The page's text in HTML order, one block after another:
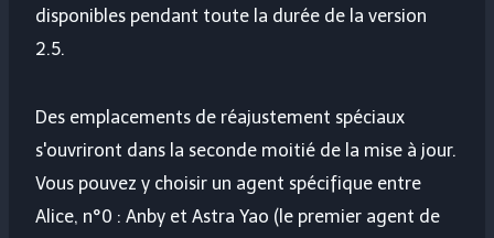
disponibles pendant toute la durée de la version
2.5.
Des emplacements de réajustement spéciaux
s'ouvriront dans la seconde moitié de la mise à jour.
Vous pouvez y choisir un agent spécifique entre
Alice, n°0 : Anby et Astra Yao (le premier agent de